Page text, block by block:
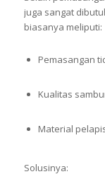
juga sangat
biasanya meliputi:
Pemasangan
Kualitas
Material
Solusinya: